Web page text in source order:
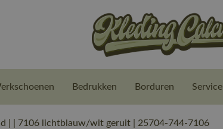
Bedrukken Borduren Service
| | 7106 lichtblauw/wit geruit | 25704-744-7106